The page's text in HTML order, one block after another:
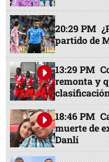
20:29 PM
partido de
13:29 PM
remonta y
18:46 PM
muerte de
Danlí